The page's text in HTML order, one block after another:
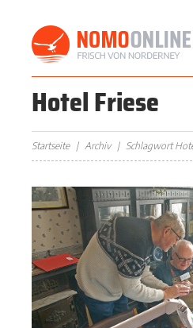
Hotel Friese
Startseite Archiv Schlagwort